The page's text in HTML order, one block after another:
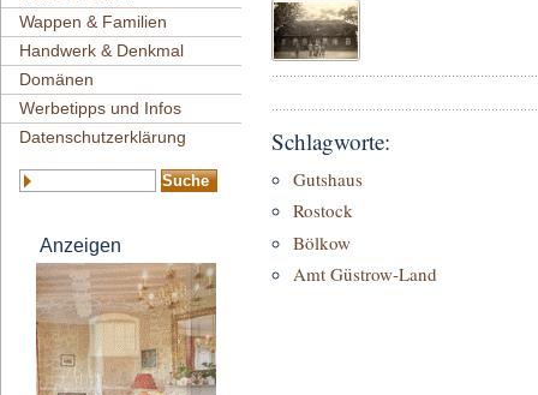
Wappen & Familien
Handwerk & Denkmal
Domänen
Werbetipps und Infos
Datenschutzerklärung
Anzeigen
Schlagworte:
Gutshaus
Rostock
Bölkow
Amt Güstrow-Land